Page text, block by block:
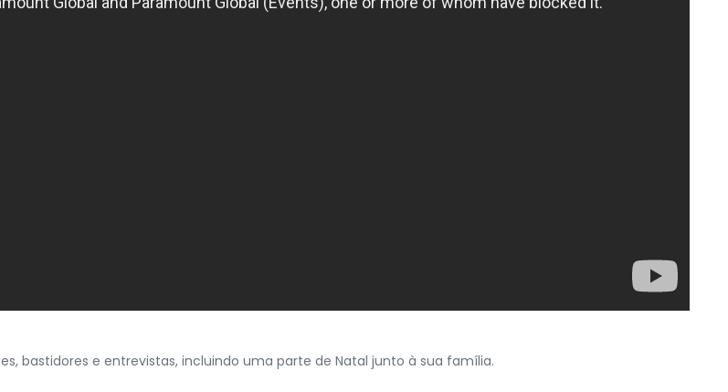
bastidores e entrevistas, incluindo uma parte de Natal junto à sua família.